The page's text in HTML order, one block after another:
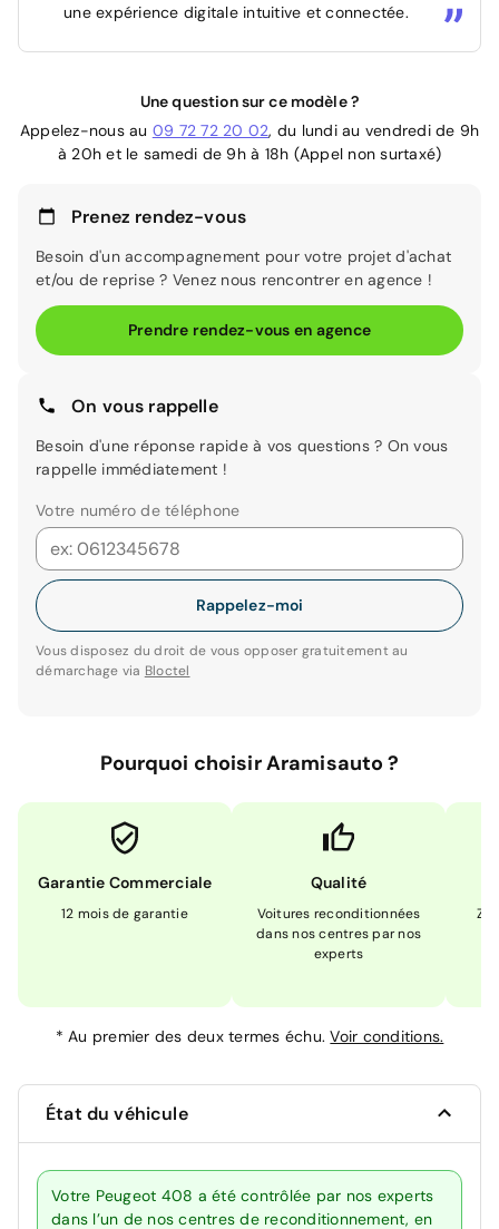
une expérience digitale intuitive et connectée.
Une question sur ce modèle ?
Appelez-nous au 09 72 72 20 02, du lundi au vendredi de 9h
à 20h et le samedi de 9h à 18h (Appel non surtaxé)
Prenez rendez-vous
Besoin d'un accompagnement pour votre projet d'achat
et/ou de reprise ? Venez nous rencontrer en agence !
Prendre rendez-vous en agence
On vous rappelle
Besoin d'une réponse rapide à vos questions ? On vous
rappelle immédiatement !
Votre numéro de téléphone
Rappelez-moi
Vous disposez du droit de vous opposer gratuitement au
démarchage via Bloctel
Pourquoi choisir Aramisauto ?
Garantie Commerciale
12 mois de garantie
Qualité
Voitures reconditionnées
dans nos centres par nos
experts
*Au premier des deux termes échu.Voir conditions.
État du véhicule
Votre Peugeot 408 a été contrôlée par nos experts
dans l’un de nos centres de reconditionnement, en